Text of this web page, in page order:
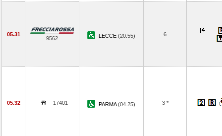
05.31
9562 LECCE (20.55) 6
05.32 17401 PARMA(04.25) 3 *